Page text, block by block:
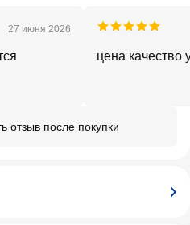
27 июня 2026
цена качество
отзыв после покупки